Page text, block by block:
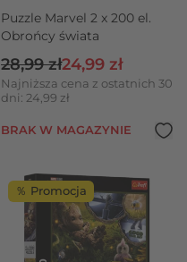
Puzzle Marvel 2 x 200 el.
Obrońcy świata
Cena promocyjna
24,99 zł
Cena regularna
28,99 zł
Najniższa cena z ostatnich 30
dni: 24,99 zł
BRAK W MAGAZYNIE
％ Promocja